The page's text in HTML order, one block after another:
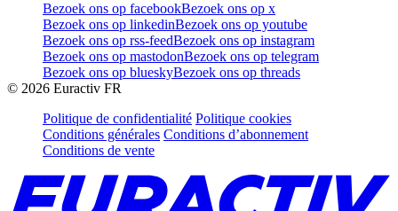
Bezoek ons op facebookBezoek ons op x
Bezoek ons op linkedinBezoek ons op youtube
Bezoek ons op rss-feedBezoek ons op instagram
Bezoek ons op mastodonBezoek ons op telegram
Bezoek ons op blueskyBezoek ons op threads
© 2026 Euractiv FR
Politique de confidentialité Politique cookies
Conditions générales Conditions d’abonnement
Conditions de vente